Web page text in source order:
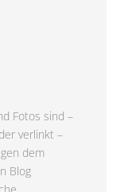
Fotos sind –
verlinkt –
dem
Blog